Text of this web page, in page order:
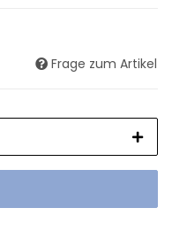
Frage zum Artikel